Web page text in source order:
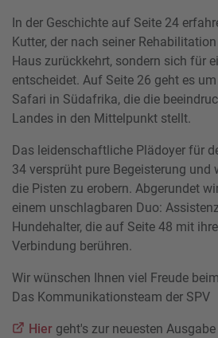
In der Geschichte auf Seite 24
Kutter, der nach seiner
Haus zurückkehrt, sondern sich für
entscheidet. Auf Seite 26 geht es
Safari in Südafrika, die die
Landes in den Mittelpunkt stellt.
Das leidenschaftliche Plädoyer für
34 versprüht pure Begeisterung und
die Pisten zu erobern. Abgerundet
einem unschlagbaren Duo:
Hundehalter, die auf Seite 48 mit
Verbindung berühren.
Wir wünschen Ihnen viel Freude
Das Kommunikationsteam der SPV
Hier geht's zur neuesten Ausgabe